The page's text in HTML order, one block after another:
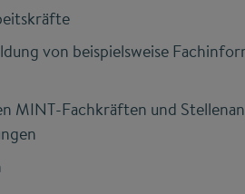
von beispielsweise
MINT-Fachkräften und